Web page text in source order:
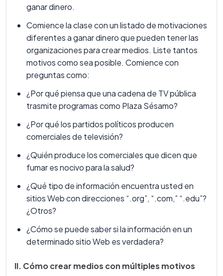
ganar dinero.
Comience la clase con un listado de motivaciones
diferentes a ganar dinero que pueden tener las
organizaciones para crear medios. Liste tantos
motivos como sea posible. Comience con
preguntas como:
¿Por qué piensa que una cadena de TV pública
trasmite programas como Plaza Sésamo?
¿Por qué los partidos políticos producen
comerciales de televisión?
¿Quién produce los comerciales que dicen que
fumar es nocivo para la salud?
¿Qué tipo de información encuentra usted en
sitios Web con direcciones “.org”, “.com,” “.edu”?
¿Otros?
¿Cómo se puede saber si la información en un
determinado sitio Web es verdadera?
II. Cómo crear medios con múltiples motivos